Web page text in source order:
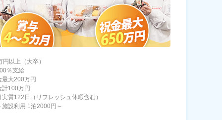
以上（大卒）
％支給
最大200万円
計100万円
質122日（リフレッシュ休暇含む）
施設利用 1泊2000円～